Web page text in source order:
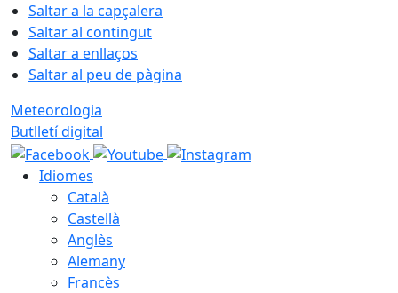
Saltar a la capçalera
Saltar al contingut
Saltar a enllaços
Saltar al peu de pàgina
Meteorologia
Butlletí digital
Idiomes
Català
Castellà
Anglès
Alemany
Francès